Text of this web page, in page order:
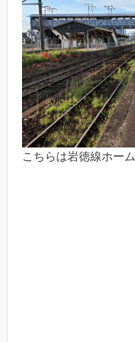
こちらは岩徳線ホーム